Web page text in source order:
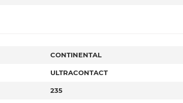
CONTINENTAL
ULTRACONTACT
235